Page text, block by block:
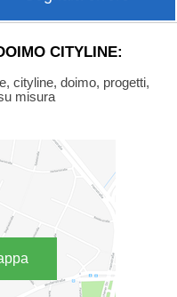
CITYLINE:
cityline, doimo, progetti,
misura